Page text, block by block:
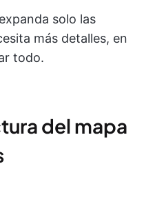
solo las
más detalles, en
todo.
del mapa